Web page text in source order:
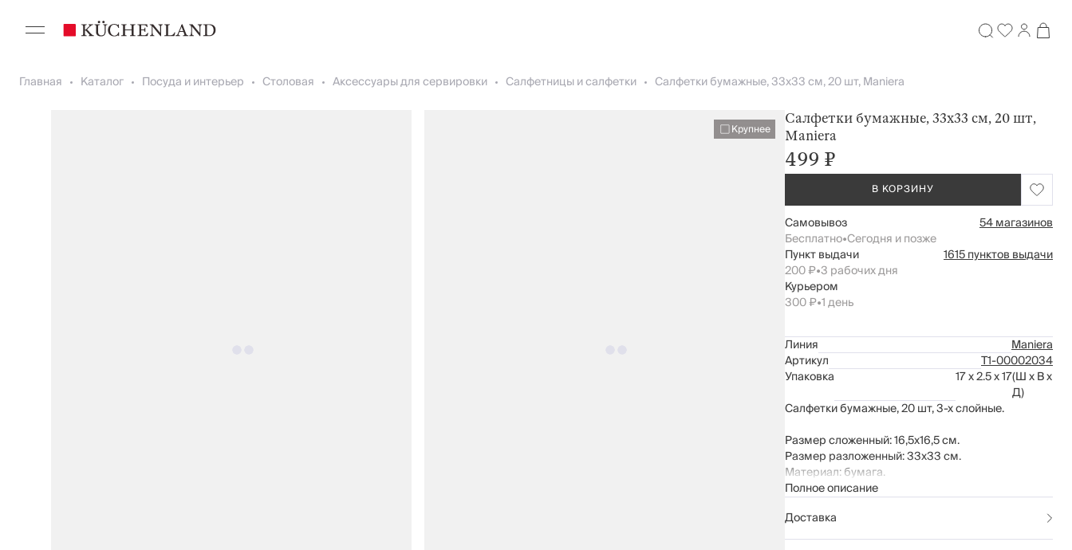
Главная Каталог Посуда и интерьер Столовая Аксессуары для сервировки Салфетницы и салфетки Салфетки бумажные, 33х33 см, 20 шт, Maniera
Крупнее
Салфетки бумажные, 33х33 см, 20 шт,
Maniera
499 ₽
В КОРЗИНУ
Самовывоз
54 магазинов
Бесплатно•Сегодня и позже
Пункт выдачи
1615 пунктов выдачи
200 ₽•3 рабочих дня
Курьером
300 ₽•1 день
Линия
Maniera
Артикул
Т1-00002034
Упаковка
17 x 2.5 x 17(Ш x В x
Д)
Салфетки бумажные, 20 шт, 3-х слойные.
Размер сложенный: 16,5х16,5 см.
Размер разложенный: 33x33 см.
Материал: бумага.
Полное описание
Доставка